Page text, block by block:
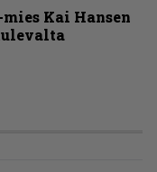
Kai Hansen